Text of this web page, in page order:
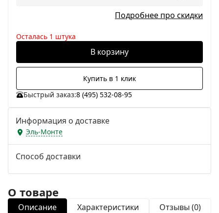
Подробнее про скидки
Осталась 1 штука
В корзину
Купить в 1 клик
Быстрый заказ:8 (495) 532-08-95
Информация о доставке
Эль-Монте
Способ доставки
О товаре
Описание Характеристики Отзывы (0)